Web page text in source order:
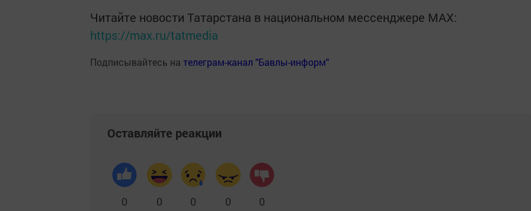
Читайте новости Татарстана в национальном мессенджере MАХ:
https://max.ru/tatmedia
Подписывайтесь на телеграм-канал "Бавлы-информ"
Оставляйте реакции
0 0 0 0 0